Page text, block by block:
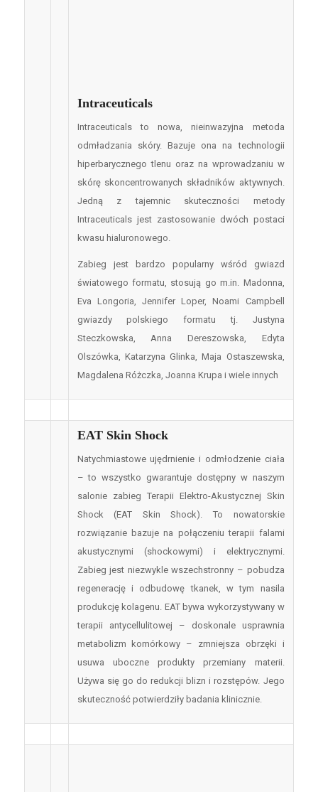
Intraceuticals
Intraceuticals to nowa, nieinwazyjna metoda
odmładzania skóry. Bazuje ona na technologii
hiperbarycznego tlenu oraz na wprowadzaniu w
skórę skoncentrowanych składników aktywnych.
Jedną z tajemnic skuteczności metody
Intraceuticals jest zastosowanie dwóch postaci
kwasu hialuronowego.
Zabieg jest bardzo popularny wśród gwiazd
światowego formatu, stosują go m.in. Madonna,
Eva Longoria, Jennifer Loper, Noami Campbell
gwiazdy polskiego formatu tj. Justyna
Steczkowska, Anna Dereszowska, Edyta
Olszówka, Katarzyna Glinka, Maja Ostaszewska,
Magdalena Różczka, Joanna Krupa i wiele innych
EAT Skin Shock
Natychmiastowe ujędrnienie i odmłodzenie ciała
– to wszystko gwarantuje dostępny w naszym
salonie zabieg Terapii Elektro-Akustycznej Skin
Shock (EAT Skin Shock). To nowatorskie
rozwiązanie bazuje na połączeniu terapii falami
akustycznymi (shockowymi) i elektrycznymi.
Zabieg jest niezwykle wszechstronny – pobudza
regenerację i odbudowę tkanek, w tym nasila
produkcję kolagenu. EAT bywa wykorzystywany w
terapii antycellulitowej – doskonale usprawnia
metabolizm komórkowy – zmniejsza obrzęki i
usuwa uboczne produkty przemiany materii.
Używa się go do redukcji blizn i rozstępów. Jego
skuteczność potwierdziły badania klinicznie.